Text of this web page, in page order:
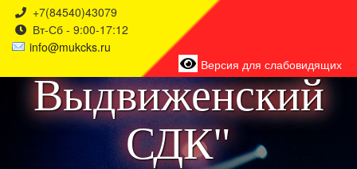
+7(84540)43079
Вт-Сб - 9:00-17:12
info@mukcks.ru
Версия для слабовидящих
района
Выдвиженский
СДК"